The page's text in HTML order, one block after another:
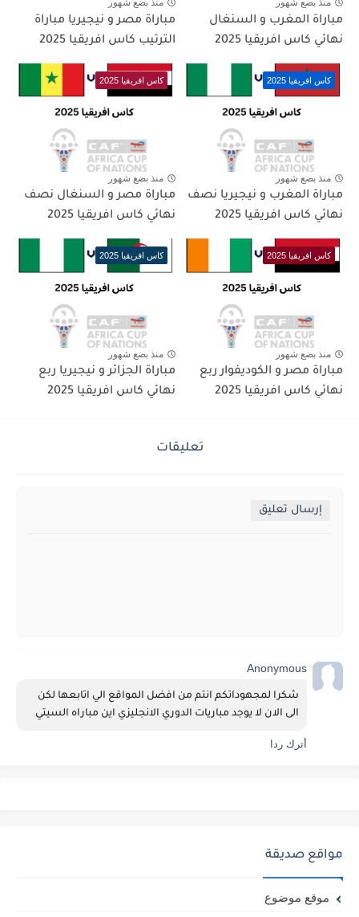
منذ بضع شهور
مباراة المغرب و السنغال
نهائي كاس افريقيا 2025
منذ بضع شهور
مباراة مصر و نيجيريا مباراة
الترتيب كاس افريقيا 2025
كاس افريقيا 2025
منذ بضع شهور
مباراة المغرب و نيجيريا نصف
نهائي كاس افريقيا 2025
كاس افريقيا 2025
منذ بضع شهور
مباراة مصر و السنغال نصف
نهائي كاس افريقيا 2025
كاس افريقيا 2025
منذ بضع شهور
مباراة مصر و الكوديفوار ربع
نهائي كاس افريقيا 2025
كاس افريقيا 2025
منذ بضع شهور
مباراة الجزائر و نيجيريا ربع
نهائي كاس افريقيا 2025
تعليقات
إرسال تعليق
Anonymous
الى الان لا يوجد مباريات الدوري الانجليزي اين مباراه السيتي
أترك ردا
مواقع صديقة
موقع موضوع